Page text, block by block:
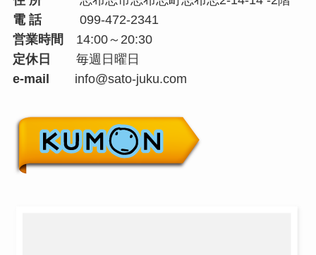
電 話099-472-2341
営業時間 14:00～20:30
定休日
毎週日曜日
e-mail
info@sato-juku.com